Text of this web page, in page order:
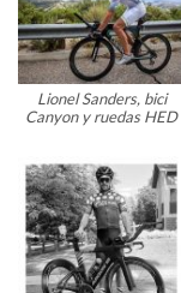
Lionel Sanders, bici
Canyon y ruedas HED